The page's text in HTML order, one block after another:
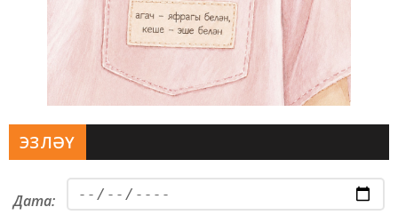
ЭЗЛӘҮ
Дата: